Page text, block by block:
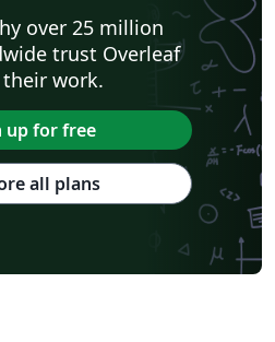
over 25 million
trust Overleaf
work.
up for free
all plans